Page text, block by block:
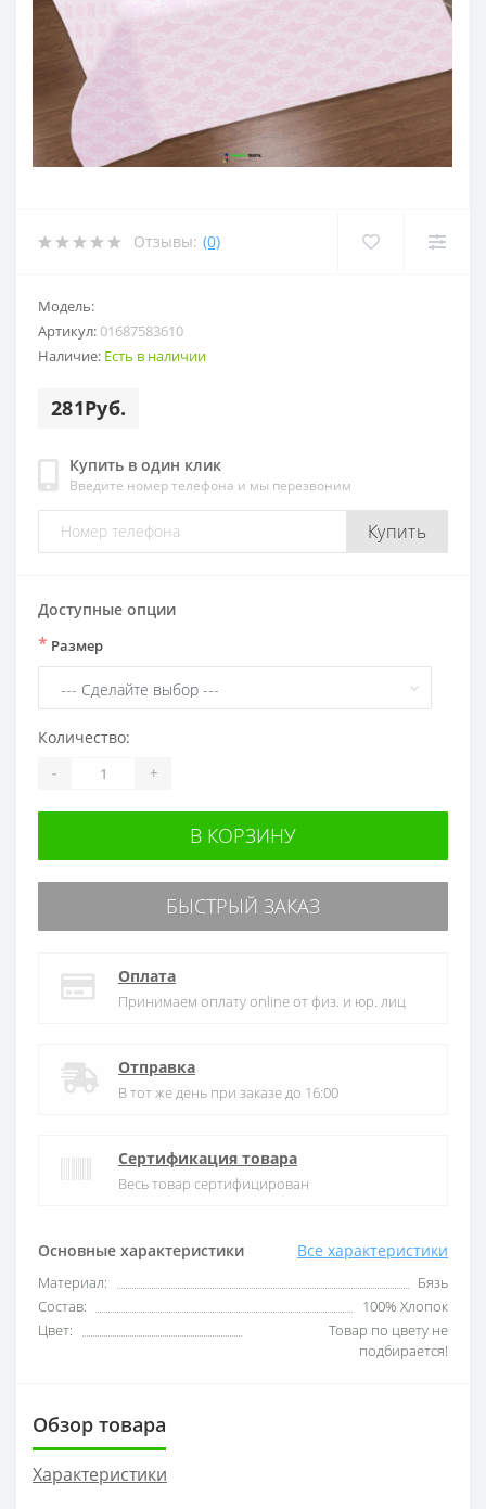
Отзывы: (0)
Модель:
Артикул:01687583610
Наличие: Есть в наличии
281Руб.
Купить в один клик
Введите номер телефона и мы перезвоним
Купить
Основные характеристики Все характеристики
Материал:
Бязь
Состав:
100% Хлопок
Цвет:
Товар по цвету не
подбирается!
Доступные опции
* Размер
Количество:
- +
В КОРЗИНУ
БЫСТРЫЙ ЗАКАЗ
Оплата
Принимаем оплату online от физ. и юр. лиц
Отправка
В тот же день при заказе до 16:00
Сертификация товара
Весь товар сертифицирован
Обзор товара
Характеристики